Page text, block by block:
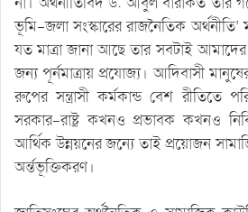
ভূমি-জলা সংস্কারের রাজনৈতিক অর্থনীতি’
যত মাত্রা জানা আছে তার সবটাই
জন্য পূর্নমাত্রায় প্রযোজ্য। আদিবাসী
রুপের সন্ত্রাসী কর্মকান্ড বেশ
সরকার-রাষ্ট্র কখনও প্রভাবক কখনও
আর্থিক উন্নয়নের জন্যে তাই প্রয়োজন
অর্ন্তভূক্তিকরণ।